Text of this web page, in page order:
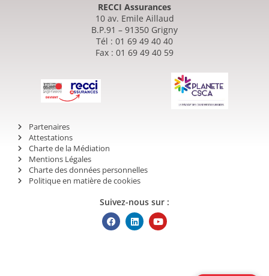
RECCI Assurances
10 av. Emile Aillaud
B.P.91 – 91350 Grigny
Tél : 01 69 49 40 40
Fax : 01 69 49 40 59
Partenaires
Attestations
Charte de la Médiation
Mentions Légales
Charte des données personnelles
Politique en matière de cookies
Suivez-nous sur :